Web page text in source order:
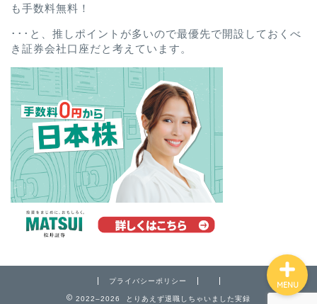
も手数料無料！
･･･と、推しポイントが多いので最優先で開設しておくべ
き証券会社口座だと考えています。
プライバシーポリシー
2022–2026 とりあえず退職しちゃいました実録
MENU
プロフィール
お問い合わせ
プライバシーポリシー